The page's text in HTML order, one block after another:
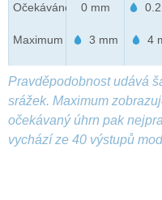
Očekáváno
Maximum
0 mm
3 mm 4
Pravděpodobnost udává
srážek. Maximum
očekávaný úhrn pak
vychází ze 40 výstupů